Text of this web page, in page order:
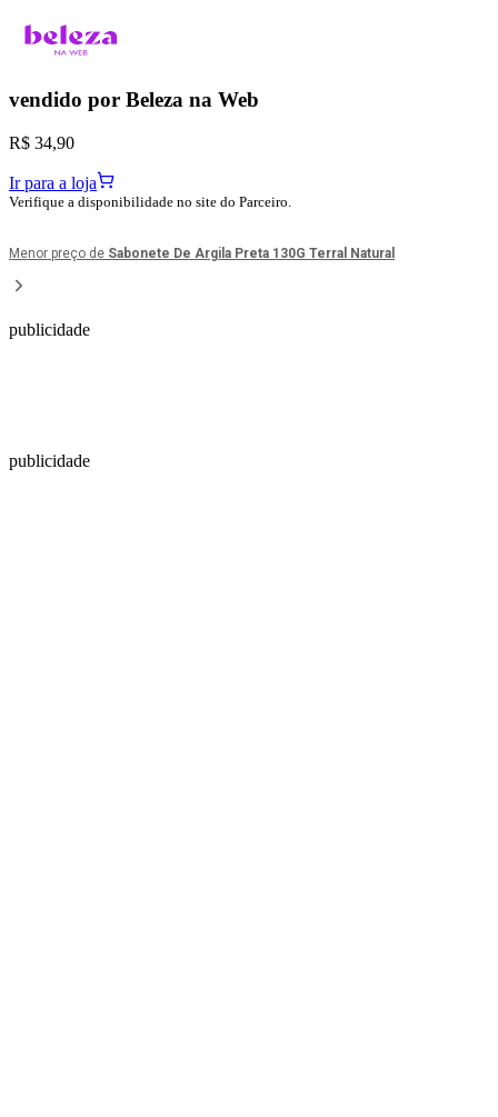
vendido por Beleza na Web
R$ 34,90
Ir para a loja
Verifique a disponibilidade no site do Parceiro.
Menor preço de Sabonete De Argila Preta 130G Terral Natural
publicidade
publicidade